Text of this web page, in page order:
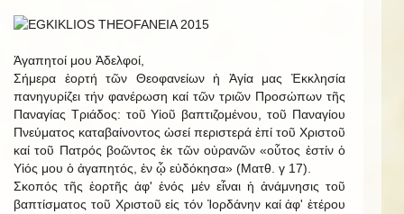
Ἀγαπητοί μου Ἀδελφοί,
Σήμερα ἑορτή τῶν Θεοφανείων ἡ Ἁγία μας Ἐκκλησία
πανηγυρίζει τήν φανέρωση καί τῶν τριῶν Προσώπων τῆς
Παναγίας Τριάδος: τοῦ Υἱοῦ βαπτιζομένου, τοῦ Παναγίου
Πνεύματος καταβαίνοντος ὡσεί περιστερά ἐπί τοῦ Χριστοῦ
καί τοῦ Πατρός βοῶντος ἐκ τῶν οὐρανῶν «οὗτος ἐστίν ὁ
Υἱός μου ὁ ἀγαπητός, ἐν ᾧ εὐδόκησα» (Ματθ. γ 17).
Σκοπός τῆς ἑορτῆς ἀφ' ἑνός μέν εἶναι ἡ ἀνάμνησις τοῦ
βαπτίσματος τοῦ Χριστοῦ εἰς τόν Ἰορδάνην καί ἀφ' ἑτέρου